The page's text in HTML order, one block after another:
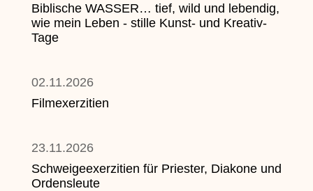
Biblische WASSER… tief, wild und lebendig,
wie mein Leben - stille Kunst- und Kreativ-
Tage
02.11.2026
Filmexerzitien
23.11.2026
Schweigeexerzitien für Priester, Diakone und
Ordensleute